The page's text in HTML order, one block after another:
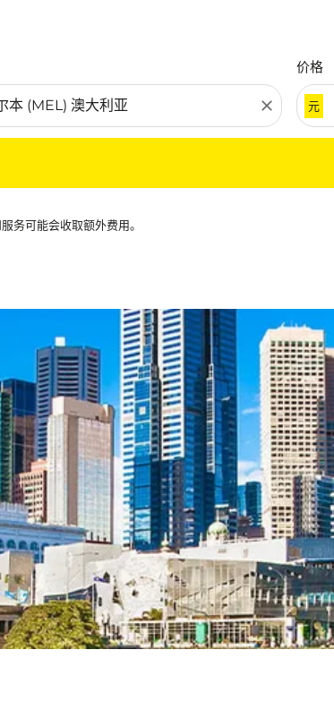
close
价格
元
务可能会收取额外费用。